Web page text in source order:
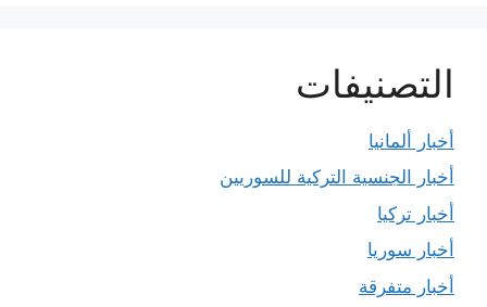
التصنيفات
أخبار ألمانيا
أخبار الجنسية التركية للسوريين
أخبار تركيا
أخبار سوريا
أخبار متفرقة